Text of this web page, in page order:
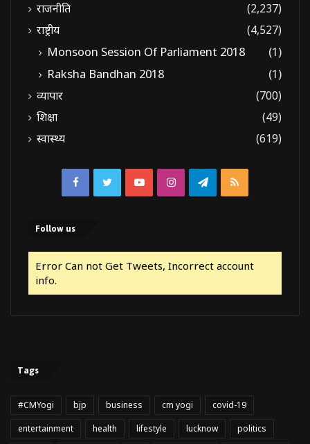
राजनीति
(2,237)
राष्ट्रीय
(4,527)
Monsoon Session Of Parliament 2018
(1)
Raksha Bandhan 2018
(1)
व्यापार
(700)
शिक्षा
(49)
स्वास्थ्य
(619)
FacebookTwitterYouTubeInstagramTelegram
RSS
Follow us
Error Can not Get Tweets, Incorrect account
info.
Tags
#CMYogi bjp business cm yogi
covid-19
entertainment
health lifestyle lucknow politics